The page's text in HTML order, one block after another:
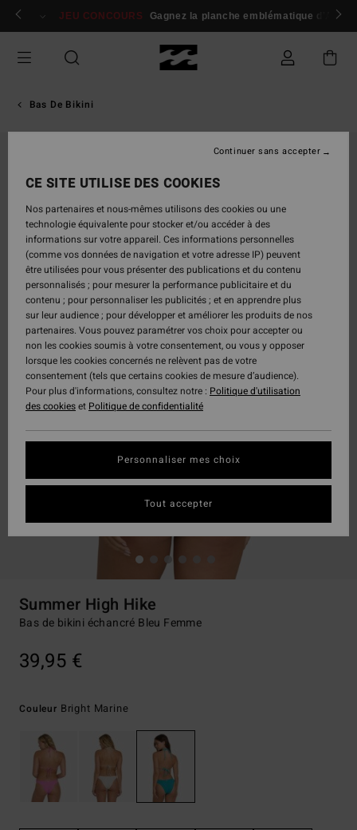
Passer
Se connecter / s'inscrire
JEU CONCOURS Gagnez la planche emblématique d'Andy
Bas De Bikini
Summer High Hike
Bas de bikini échancré Bleu Femme
39,95 €
Couleur Bright Marine
CE SITE UTILISE DES COOKIES
Nos partenaires et nous-mêmes utilisons des cookies ou une
technologie équivalente pour stocker et/ou accéder à des
informations sur votre appareil. Ces informations personnelles
(comme vos données de navigation et votre adresse IP) peuvent
être utilisées pour vous présenter des publications et du contenu
personnalisés ; pour mesurer la performance publicitaire et du
contenu ; pour personnaliser les publicités ; et en apprendre plus
sur leur audience ; pour développer et améliorer les produits de nos
partenaires. Vous pouvez paramétrer vos choix pour accepter ou
non les cookies soumis à votre consentement, ou vous y opposer
lorsque les cookies concernés ne relèvent pas de votre
consentement (tels que certains cookies de mesure d’audience).
Pour plus d'informations, consultez notre : Politique d'utilisation
des cookieset Politique de confidentialité
Personnaliser mes choix
Continuer sans accepter
Tout accepter